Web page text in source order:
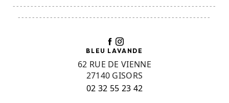
---------------------------------------------------------
------------------------------------------------------
BLEU LAVANDE
62 RUE DE VIENNE
27140 GISORS
02 32 55 23 42